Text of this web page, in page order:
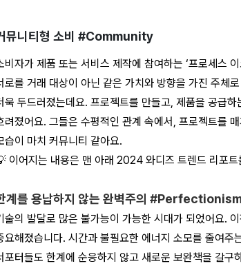
뮤니티형 소비 #Community
비자가 제품 또는 서비스 제작에 참여하는 ‘프로세스
로를 거래 대상이 아닌 같은 가치와 방향을 가진 주체
욱 두드러졌는데요. 프로젝트를 만들고, 제품을 공급
려졌어요. 그들은 수평적인 관계 속에서, 프로젝트를
습이 마치 커뮤니티 같아요.
이어지는 내용은 맨 아래 2024 와디즈 트렌드 리포
계를 용납하지 않는 완벽주의
술의 발달로 많은 불가능이 가능한 시대가 되었어요.
요해졌습니다. 시간과 불필요한 에너지 소모를 줄여주
포터들도 한계에 순응하지 않고 새로운 보완책을 갈